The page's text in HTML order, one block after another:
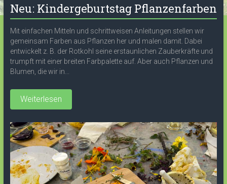
Neu: Kindergeburtstag Pflanzenfarben
Mit einfachen Mitteln und schrittweisen Anleitungen stellen wir
gemeinsam Farben aus Pflanzen her und malen damit. Dabei
entwickelt z. B. der Rotkohl seine erstaunlichen Zauberkräfte und
trumpft mit einer breiten Farbpalette auf. Aber auch Pflanzen und
Blumen, die wir in...
Weiterlesen